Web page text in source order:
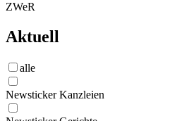
ZWeR
Aktuell
alle
Newsticker Kanzleien